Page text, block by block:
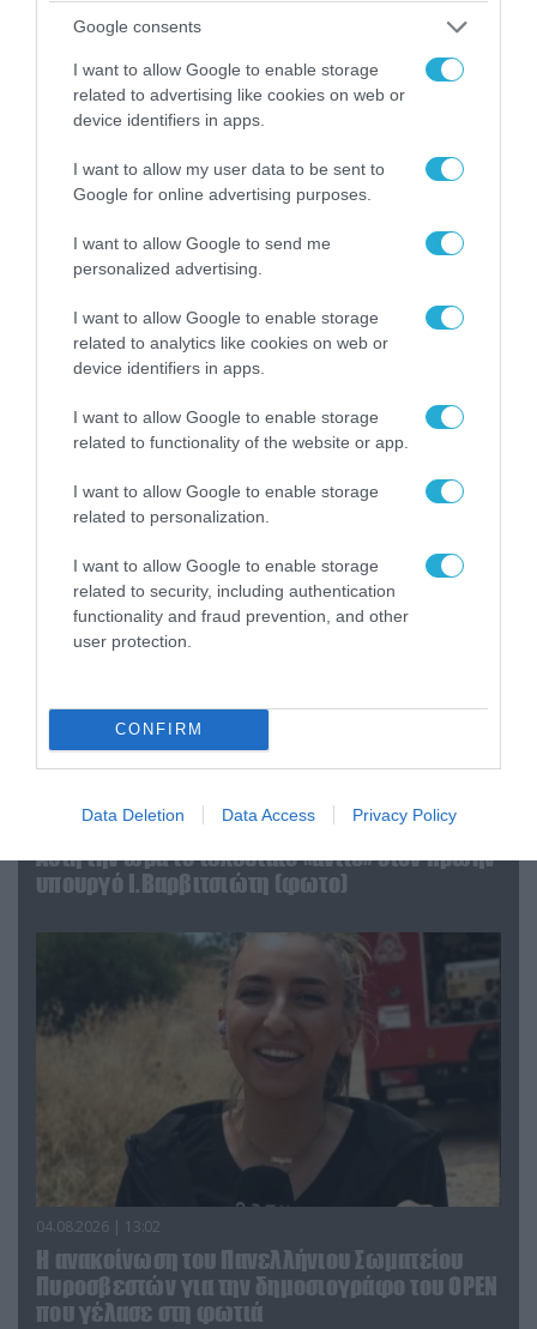
Google consents
I want to allow Google to enable storage
related to advertising like cookies on web or
device identifiers in apps.
I want to allow my user data to be sent to
Google for online advertising purposes.
I want to allow Google to send me
personalized advertising.
I want to allow Google to enable storage
related to analytics like cookies on web or
device identifiers in apps.
I want to allow Google to enable storage
related to functionality of the website or app.
I want to allow Google to enable storage
related to personalization.
I want to allow Google to enable storage
related to security, including authentication
functionality and fraud prevention, and other
user protection.
CONFIRM
Data Deletion Data Access Privacy Policy
Αθήνα: Απομακρύνθηκαν παράνομα
αντικείμενα από κοινόχρηστους χώρους
«Οι εντελώς αθώοι»: Η ανάρτηση του Αρκά για
τα ζώα που χάθηκαν στις πυρκαγιές της
Αττικής (φωτο)
04.08.2026 | 15:02
Αυτή την ώρα το τελευταίο «αντίο» στον πρώην
υπουργό Ι.Βαρβιτσιώτη (φωτο)
04.08.2026 | 13:02
Η ανακοίνωση του Πανελλήνιου Σωματείου
Πυροσβεστών για την δημοσιογράφο του OPEN
που γέλασε στη φωτιά